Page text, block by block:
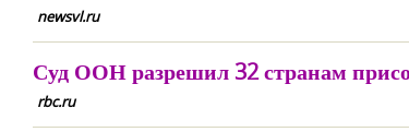
newsvl.ru
Суд ООН разрешил 32 странам
rbc.ru